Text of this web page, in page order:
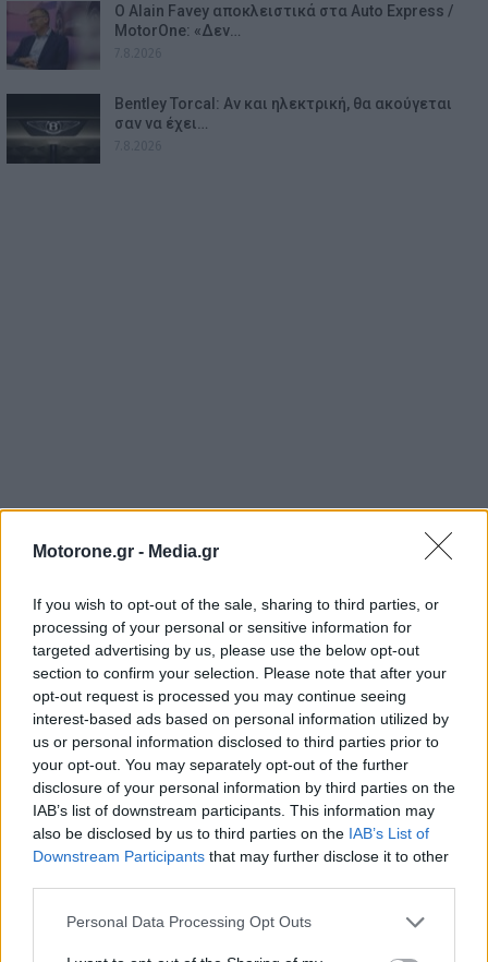
Motorone.gr - Media.gr
If you wish to opt-out of the sale, sharing to third parties, or
processing of your personal or sensitive information for
targeted advertising by us, please use the below opt-out
section to confirm your selection. Please note that after your
opt-out request is processed you may continue seeing
interest-based ads based on personal information utilized by
us or personal information disclosed to third parties prior to
your opt-out. You may separately opt-out of the further
disclosure of your personal information by third parties on the
IAB’s list of downstream participants. This information may
also be disclosed by us to third parties on the IAB’s List of
Downstream Participants that may further disclose it to other
Personal Data Processing Opt Outs
Ο Alain Favey αποκλειστικά στα Auto Express /
MotorOne: «Δεν…
Bentley Torcal: Αν και ηλεκτρική, θα ακούγεται
σαν να έχει…
WEBTV
Skoda: Ξεκίνησε η παραγωγή του